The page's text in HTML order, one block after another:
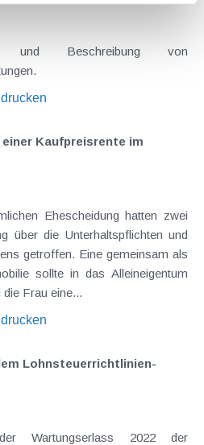
und Beschreibung von
drucken
Kaufpreisrente im
Ehescheidung hatten zwei
über die Unterhaltspflichten und
getroffen. Eine gemeinsam als
sollte in das Alleineigentum
Frau eine...
drucken
Lohnsteuerrichtlinien-
Wartungserlass 2022 der